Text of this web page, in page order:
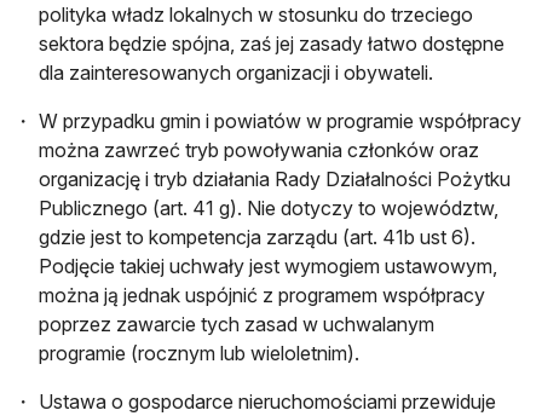
polityka władz lokalnych w stosunku do trzeciego
sektora będzie spójna, zaś jej zasady łatwo dostępne
dla zainteresowanych organizacji i obywateli.
W przypadku gmin i powiatów w programie współpracy
można zawrzeć tryb powoływania członków oraz
organizację i tryb działania Rady Działalności Pożytku
Publicznego (art. 41 g). Nie dotyczy to województw,
gdzie jest to kompetencja zarządu (art. 41b ust 6).
Podjęcie takiej uchwały jest wymogiem ustawowym,
można ją jednak uspójnić z programem współpracy
poprzez zawarcie tych zasad w uchwalanym
programie (rocznym lub wieloletnim).
Ustawa o gospodarce nieruchomościami przewiduje